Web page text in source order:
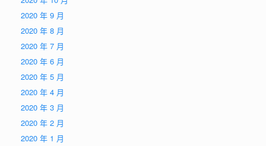
2020 年 9 月
2020 年 8 月
2020 年 7 月
2020 年 6 月
2020 年 5 月
2020 年 4 月
2020 年 3 月
2020 年 2 月
2020 年 1 月